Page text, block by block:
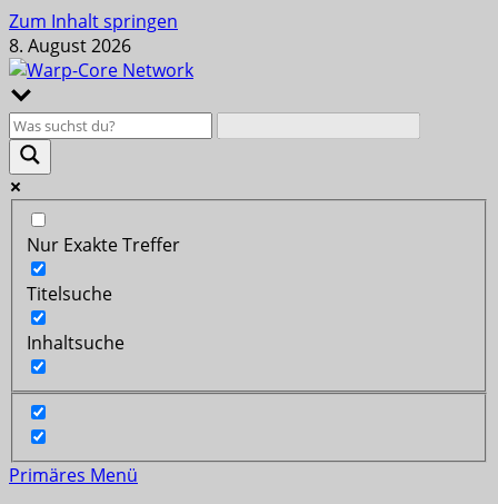
Zum Inhalt springen
8. August 2026
Nur Exakte Treffer
Titelsuche
Inhaltsuche
Primäres Menü